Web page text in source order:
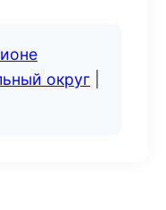
округ